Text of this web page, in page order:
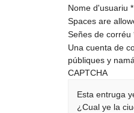
Nome d'usuariu *
Spaces are
Señes de corréu
Una cuenta de
públiques y
CAPTCHA
Esta entruga
¿Cual ye la